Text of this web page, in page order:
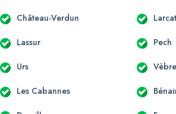
Château-Verdun Larcat
Lassur Pech
Urs Vèbre
Les Cabannes